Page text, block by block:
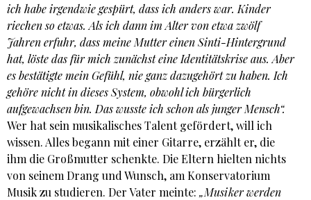
ich habe irgendwie gespürt, dass ich anders war. Kinder
riechen so etwas. Als ich dann im Alter von etwa zwölf
Jahren erfuhr, dass meine Mutter einen Sinti-Hintergrund
hat, löste das für mich zunächst eine Identitätskrise aus. Aber
es bestätigte mein Gefühl, nie ganz dazugehört zu haben. Ich
gehöre nicht in dieses System, obwohl ich bürgerlich
aufgewachsen bin. Das wusste ich schon als junger Mensch“.
Wer hat sein musikalisches Talent gefördert, will ich
wissen. Alles begann mit einer Gitarre, erzählt er, die
ihm die Großmutter schenkte. Die Eltern hielten nichts
von seinem Drang und Wunsch, am Konservatorium
Musik zu studieren. Der Vater meinte: „Musiker werden